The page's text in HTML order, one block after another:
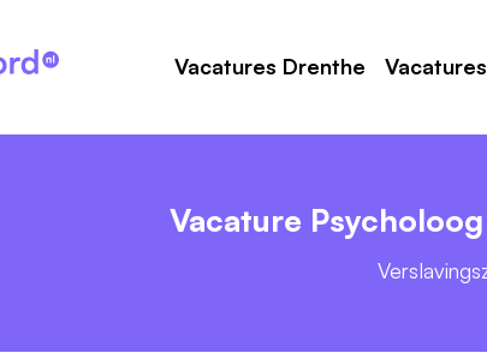
Vacatures Drenthe
Vacature